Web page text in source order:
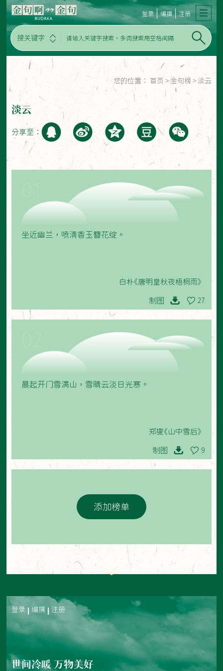
搜关键字
登录 编撰 注册
您的位置： 首页 > 金句榜 > 淡云
淡云
分享至：
坐近幽兰，喷清香玉簪花绽。
白朴《唐明皇秋夜梧桐雨》
制图 27
晨起开门雪满山，雪睛云淡日光寒。
郑燮《山中雪后》
制图 9
添加榜单
登录 编撰 注册
世间冷暖 万物美好